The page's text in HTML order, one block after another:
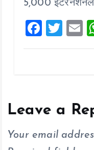
o
k
5,000
F
a
o
T
wi
E
Leave a
Your email